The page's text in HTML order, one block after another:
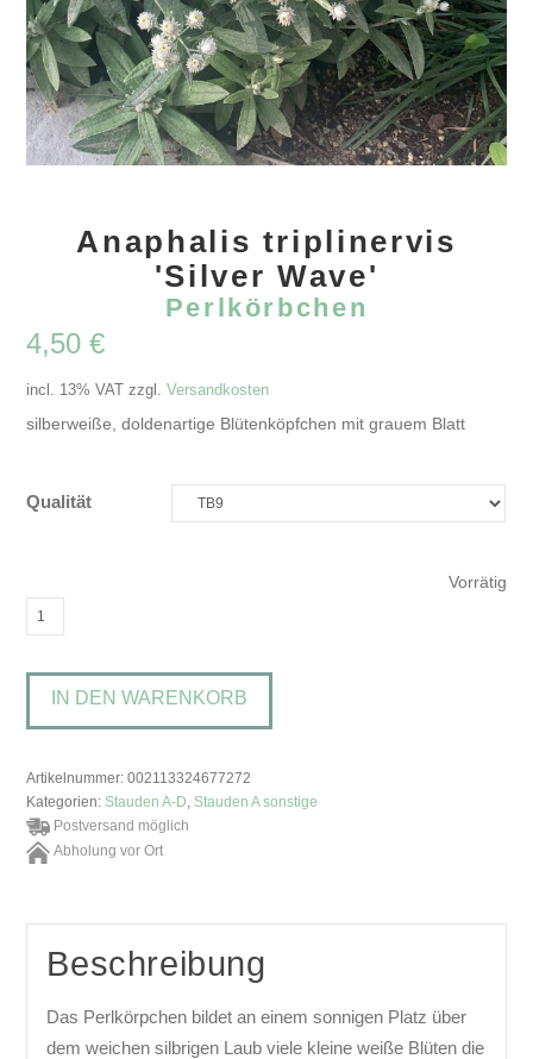
Anaphalis triplinervis
'Silver Wave'
Perlkörbchen
4,50€
incl. 13% VAT zzgl.Versandkosten
silberweiße, doldenartige Blütenköpfchen mit grauem Blatt
Qualität
Vorrätig
Anaphalis
'Silver
Wave'Perlkörbchen
Menge
IN DEN WARENKORB
Artikelnummer:002113324677272
Kategorien: Stauden A-D Stauden A sonstige
Postversand möglich
Abholung vor Ort
Beschreibung
Das Perlkörpchen bildet an einem sonnigen Platz über
dem weichen silbrigen Laub viele kleine weiße Blüten die